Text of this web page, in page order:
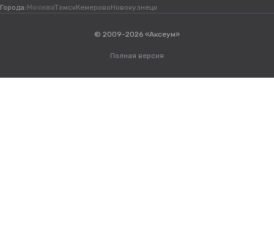
Города: МоскваТомскКемеровоНовокузнецк
© 2009-2026 «Аксеум»
Полная версия